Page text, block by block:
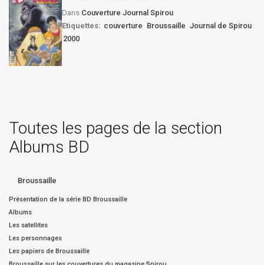
Dans Couverture Journal Spirou
Etiquettes: couverture Broussaille Journal de Spirou
2000
Toutes les pages de la section
Albums BD
Broussaille
Présentation de la série BD Broussaille
Albums
Les satellites
Les personnages
Les papiers de Broussaille